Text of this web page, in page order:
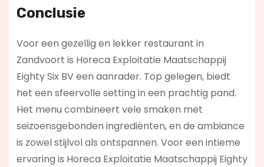
Conclusie
Voor een gezellig en lekker restaurant in
Zandvoort is Horeca Exploitatie Maatschappij
Eighty Six BV een aanrader. Top gelegen, biedt
het een sfeervolle setting in een prachtig pand.
Het menu combineert vele smaken met
seizoensgebonden ingrediënten, en de ambiance
is zowel stijlvol als ontspannen. Voor een intieme
ervaring is Horeca Exploitatie Maatschappij Eighty